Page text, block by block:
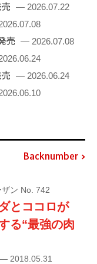
— 2026.07.22
売 — 2026.07.08
— 2026.06.24
Backnumber
ン No. 742
とココロが
る“最強の肉
2018.05.31